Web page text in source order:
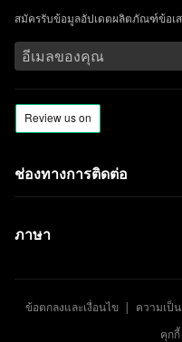
สมัครรับข้อมูลอัปเดตผลิตภัณฑ์ข้อเ
ช่องทางการติดต่อ
ภาษา
ข้อตกลงและเงื่อนไข | ความเป็
คุกกี้